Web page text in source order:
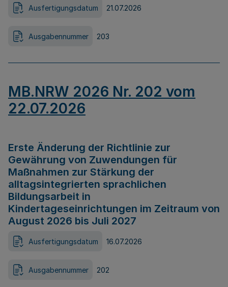
Ausfertigungsdatum 21.07.2026
Ausgabennummer 203
MB.NRW 2026 Nr. 202 vom
22.07.2026
Erste Änderung der Richtlinie zur
Gewährung von Zuwendungen für
Maßnahmen zur Stärkung der
alltagsintegrierten sprachlichen
Bildungsarbeit in
Kindertageseinrichtungen im Zeitraum von
August 2026 bis Juli 2027
Ausfertigungsdatum 16.07.2026
Ausgabennummer 202